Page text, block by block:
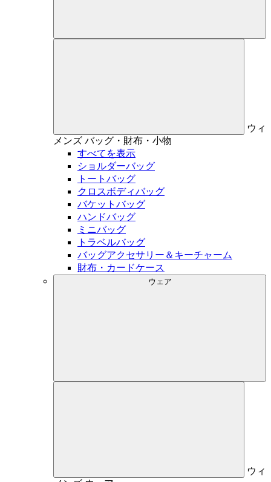
ウィ
メンズ バッグ・財布・小物
すべてを表示
ショルダーバッグ
トートバッグ
クロスボディバッグ
バケットバッグ
ハンドバッグ
ミニバッグ
トラベルバッグ
バッグアクセサリー＆キーチャーム
財布・カードケース
ウェア
ウィ